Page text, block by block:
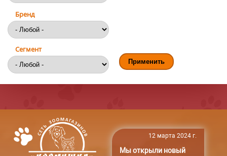
Бренд
Сегмент
12 марта 2024 г.
Мы открыли новый